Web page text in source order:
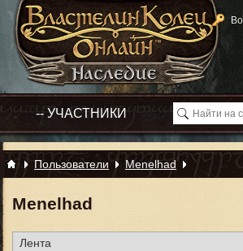
Пользователи Menelhad
Menelhad